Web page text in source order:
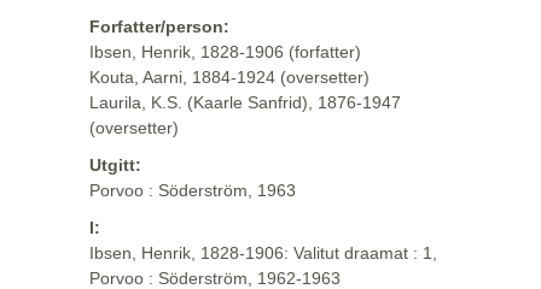
Forfatter/person:
Ibsen, Henrik, 1828-1906 (forfatter)
Kouta, Aarni, 1884-1924 (oversetter)
Laurila, K.S. (Kaarle Sanfrid), 1876-1947
(oversetter)
Utgitt:
Porvoo : Söderström, 1963
I:
Ibsen, Henrik, 1828-1906: Valitut draamat : 1,
Porvoo : Söderström, 1962-1963